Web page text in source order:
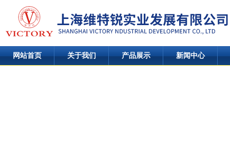
网站首页 关于我们 产品展示 新闻中心